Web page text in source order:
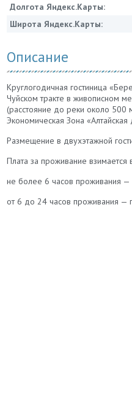
Долгота Яндекс.Карты:
Широта Яндекс.Карты:
Описание
Круглогодичная гостиница
Чуйском тракте в живописном
(расстояние до реки около 500
Экономическая Зона
Размещение в двухэтажной
Плата за проживание
не более 6 часов проживания —
от 6 до 24 часов проживания —